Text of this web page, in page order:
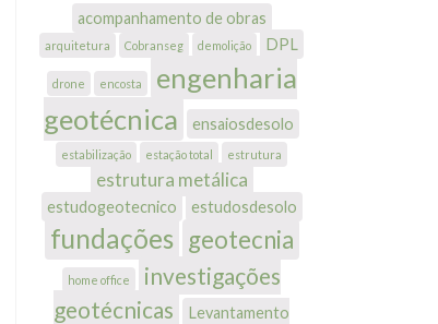
acompanhamento de obras
arquitetura Cobranseg demolição DPL
drone encosta
engenharia
geotécnica
ensaiosdesolo
estabilização estação total estrutura
estrutura metálica
estudogeotecnico estudosdesolo
fundações geotecnia
home office
investigações
geotécnicas
Levantamento